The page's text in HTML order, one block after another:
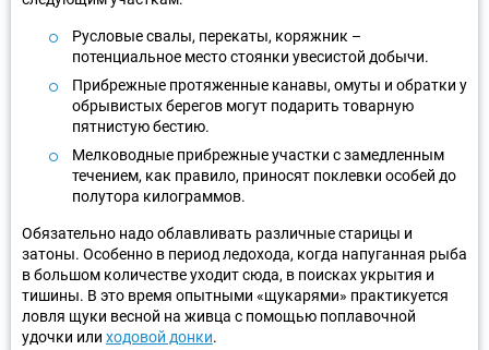
Русловые свалы, перекаты, коряжник –
потенциальное место стоянки увесистой добычи.
Прибрежные протяженные канавы, омуты и обратки у
обрывистых берегов могут подарить товарную
пятнистую бестию.
Мелководные прибрежные участки с замедленным
течением, как правило, приносят поклевки особей до
полутора килограммов.
Обязательно надо облавливать различные старицы и
затоны. Особенно в период ледохода, когда напуганная рыба
в большом количестве уходит сюда, в поисках укрытия и
тишины. В это время опытными «щукарями» практикуется
ловля щуки весной на живца с помощью поплавочной
удочки или ходовой донки.